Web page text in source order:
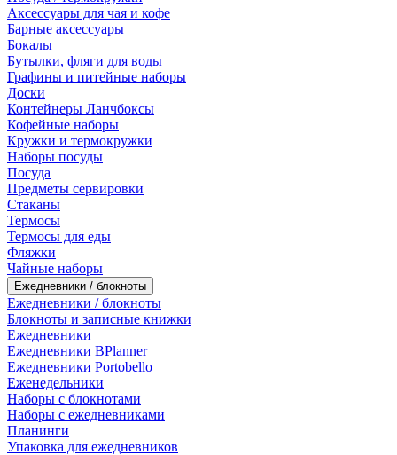
Аксессуары для чая и кофе
Барные аксессуары
Бокалы
Бутылки, фляги для воды
Графины и питейные наборы
Доски
Контейнеры Ланчбоксы
Кофейные наборы
Кружки и термокружки
Наборы посуды
Посуда
Предметы сервировки
Стаканы
Термосы
Термосы для еды
Фляжки
Чайные наборы
Ежедневники / блокноты
Ежедневники / блокноты
Блокноты и записные книжки
Ежедневники
Ежедневники BPlanner
Ежедневники Portobello
Еженедельники
Наборы с блокнотами
Наборы с ежедневниками
Планинги
Упаковка для ежедневников